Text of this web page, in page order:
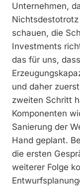
Unternehmen,
schauen, die
Investments
das für uns,
und daher
zweiten Schritt
Komponenten
Sanierung der
Hand geplant.
die ersten
weiterer Folge